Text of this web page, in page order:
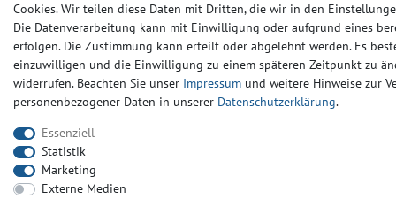
Cookies. Wir teilen diese Daten mit Dritten, die wir in den
Die Datenverarbeitung kann mit Einwilligung oder aufgrund eines
erfolgen. Die Zustimmung kann erteilt oder abgelehnt werden. Es
einzuwilligen und die Einwilligung zu einem späteren Zeitpunkt zu
widerrufen. Beachten Sie unser Impressum und weitere Hinweise zur
personenbezogener Daten in unserer Daten­schutz­erklärung.
Essenziell
Statistik
Marketing
Externe Medien